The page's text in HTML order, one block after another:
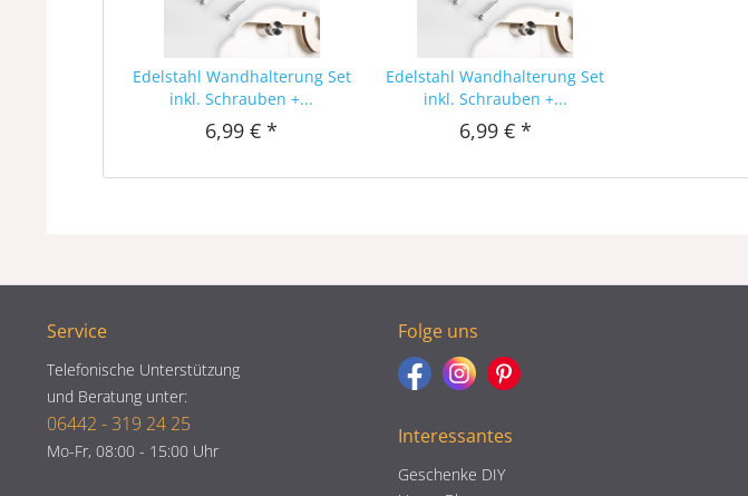
Edelstahl Wandhalterung Set
inkl. Schrauben +...
6,99 € *
Edelstahl Wandhalterung Set
inkl. Schrauben +...
6,99 € *
Service
Telefonische Unterstützung
und Beratung unter:
06442 - 319 24 25
Mo-Fr, 08:00 - 15:00 Uhr
Folge uns
Interessantes
Geschenke DIY